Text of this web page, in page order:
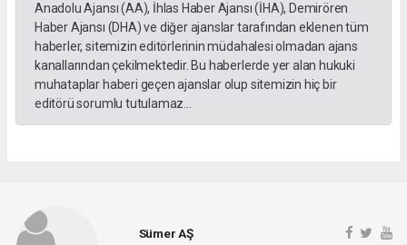
Anadolu Ajansı (AA), İhlas Haber Ajansı (İHA), Demirören
Haber Ajansı (DHA) ve diğer ajanslar tarafından eklenen tüm
haberler, sitemizin editörlerinin müdahalesi olmadan ajans
kanallarından çekilmektedir. Bu haberlerde yer alan hukuki
muhataplar haberi geçen ajanslar olup sitemizin hiç bir
editörü sorumlu tutulamaz...
Sümer AŞ